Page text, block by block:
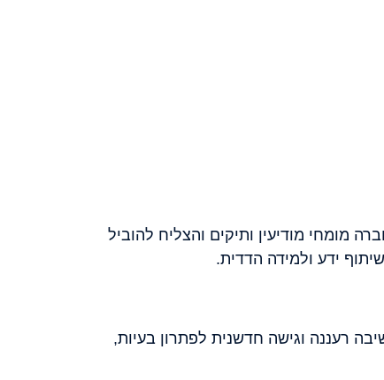
מומחי מודיעין ותיקים והצליח להוביל
ידע ולמידה הדדית.
רעננה וגישה חדשנית לפתרון בעיות,